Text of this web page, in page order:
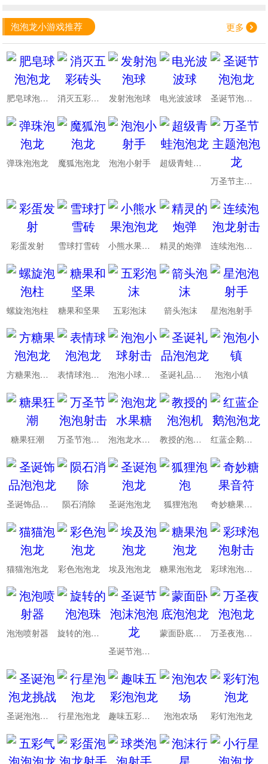
泡泡龙小游戏推荐 更多
肥皂球泡泡龙 消灭五彩砖头 发射泡泡球 电光波波球 圣诞节泡泡龙
弹珠泡泡龙 魔狐泡泡龙 泡泡小射手
超级青蛙泡泡龙
万圣节主题泡泡龙
彩蛋发射 雪球打雪砖 小熊水果泡泡龙 精灵的炮弹 连续泡泡龙射击
螺旋泡泡柱 糖果和坚果 五彩泡沫 箭头泡沫 星泡泡射手
方糖果泡泡龙 表情球泡泡龙 泡泡小球射击 圣诞礼品泡泡龙 泡泡小镇
糖果狂潮 万圣节泡泡射击 泡泡龙水果糖 教授的泡泡机 红蓝企鹅泡泡龙
圣诞饰品泡泡龙 陨石消除 圣诞泡泡龙 狐狸泡泡 奇妙糖果音符
猫猫泡泡龙 彩色泡泡龙 埃及泡泡龙 糖果泡泡龙 彩球泡泡射击
泡泡喷射器
旋转的泡泡珠
圣诞节泡沫泡泡龙
蒙面卧底泡泡龙 万圣夜泡泡龙
圣诞泡泡龙挑战 行星泡泡龙 趣味五彩泡泡龙 泡泡农场 彩钉泡泡龙